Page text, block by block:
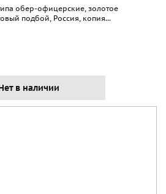
обер-офицерские, золотое
подбой, Россия, копия...
в наличии